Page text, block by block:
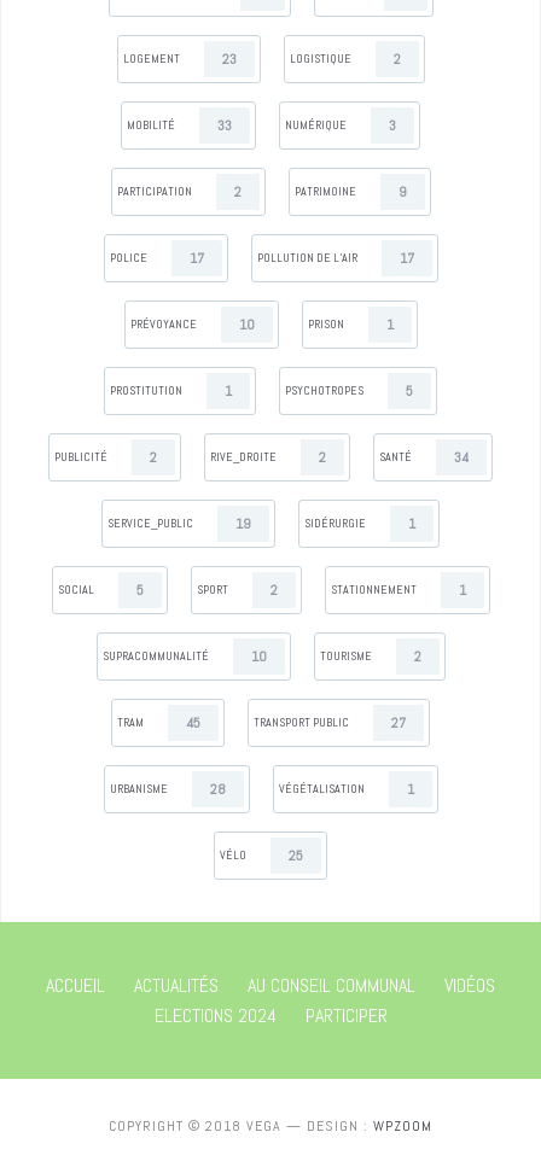
LOGEMENT 23 LOGISTIQUE 2
MOBILITÉ 33 NUMÉRIQUE 3
PARTICIPATION 2 PATRIMOINE 9
POLICE 17 POLLUTION DE L’AIR 17
PRÉVOYANCE 10 PRISON 1
PROSTITUTION 1 PSYCHOTROPES 5
PUBLICITÉ 2 RIVE_DROITE 2 SANTÉ 34
SERVICE_PUBLIC 19 SIDÉRURGIE 1
SOCIAL 5 SPORT 2 STATIONNEMENT 1
SUPRACOMMUNALITÉ 10 TOURISME 2
TRAM 45 TRANSPORT PUBLIC 27
URBANISME 28 VÉGÉTALISATION 1
VÉLO 25
ACCUEIL ACTUALITÉS AU CONSEIL COMMUNAL
VIDÉOS
ELECTIONS 2024
PARTICIPER
COPYRIGHT © 2018 VEGA — DESIGN : WPZOOM